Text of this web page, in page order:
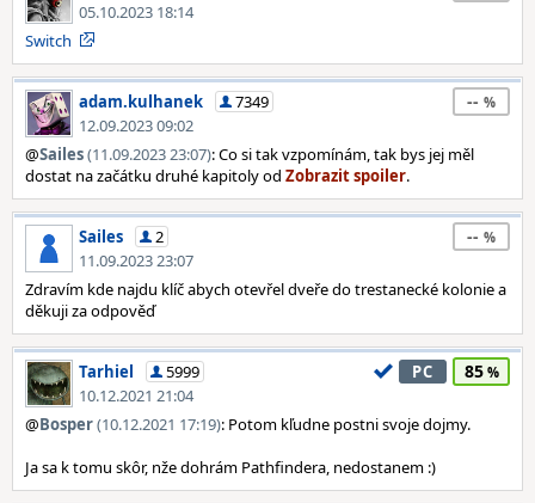
05.10.2023 18:14
Switch
adam.kulhanek
7349
12.09.2023 09:02
--
@Sailes(11.09.2023 23:07): Co si tak vzpomínám, tak bys jej měl
dostat na začátku druhé kapitoly od
.
Sailes
2
11.09.2023 23:07
--
Zdravím kde najdu klíč abych otevřel dveře do trestanecké kolonie a
děkuji za odpověď
Tarhiel
5999
10.12.2021 21:04
PC 85
@Bosper(10.12.2021 17:19): Potom kľudne postni svoje dojmy.
Ja sa k tomu skôr, nže dohrám Pathfindera, nedostanem :)